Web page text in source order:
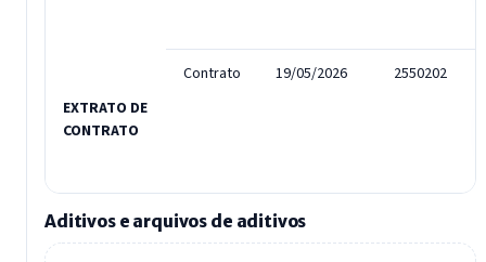
EXTRATO DE
CONTRATO
Contrato 19/05/2026 2550202
Aditivos e arquivos de aditivos